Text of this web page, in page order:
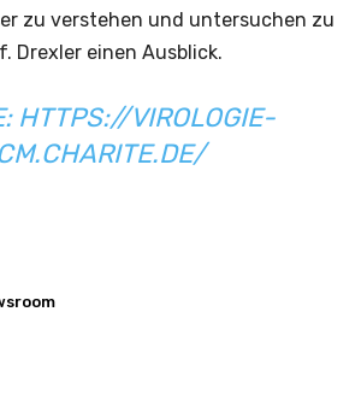
zu verstehen und untersuchen zu
Drexler einen Ausblick.
HTTPS://VIROLOGIE-